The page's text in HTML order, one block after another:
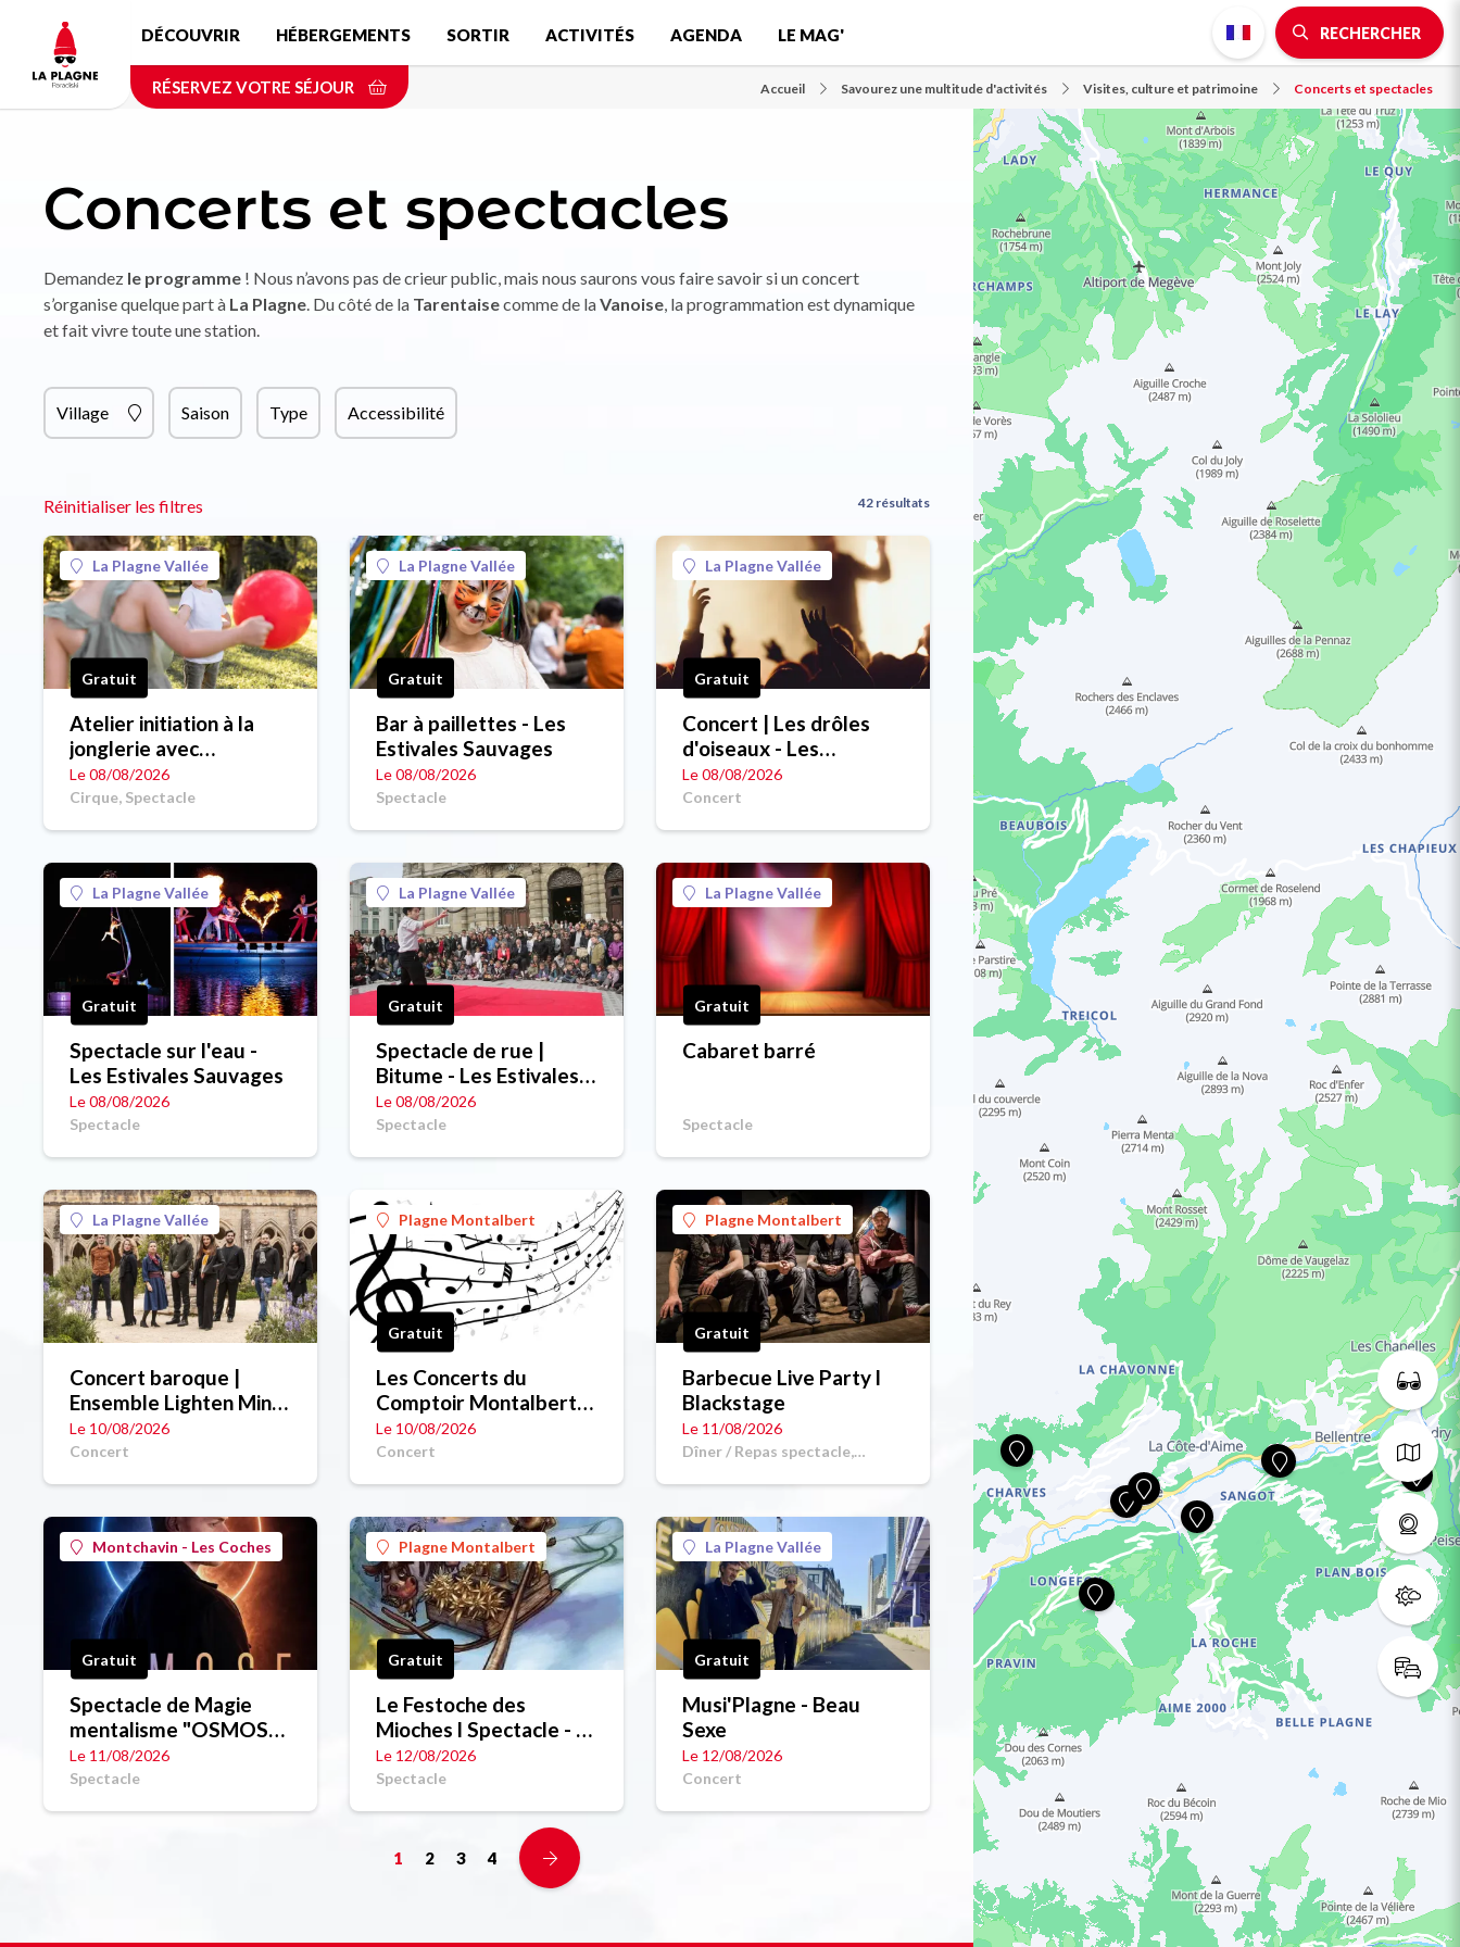
contenu
principal
DÉCOUVRIR HÉBERGEMENTS SORTIR ACTIVITÉS AGENDA LE MAG' RECHERCHER
RÉSERVEZ VOTRE SÉJOUR Accueil Savourez une multitude d'activités Visites, culture et patrimoine Concerts et spectacles
Concerts et spectacles
Demandez le programme ! Nous n’avons pas de crieur public, mais nous saurons vous faire savoir si un concert
s’organise quelque part à La Plagne. Du côté de la Tarentaisecomme de laVanoise, la programmation est dynamique
et fait vivre toute une station.
Village Saison Type Accessibilité
Réinitialiser les filtres 42 résultats
La Plagne Vallée
Gratuit
Atelier initiation à la
jonglerie avec
Marjolaine - Les
Estivales Sauvages
Le 08/08/2026
Cirque, Spectacle
La Plagne Vallée
Gratuit
Bar à paillettes - Les
Estivales Sauvages
Le 08/08/2026
Spectacle
La Plagne Vallée
Gratuit
Concert | Les drôles
d'oiseaux - Les
Estivales Sauvages
Le 08/08/2026
Concert
La Plagne Vallée
Gratuit
Spectacle sur l'eau -
Les Estivales Sauvages
Le 08/08/2026
Spectacle
La Plagne Vallée
Gratuit
Spectacle de rue |
Bitume - Les Estivales
Sauvages
Le 08/08/2026
Spectacle
La Plagne Vallée
Gratuit
Cabaret barré
Spectacle
La Plagne Vallée
Concert baroque |
Ensemble Lighten Mine
Eies
Le 10/08/2026
Concert
Plagne Montalbert
Gratuit
Les Concerts du
Comptoir Montalbert |
ManMax
Le 10/08/2026
Concert
Plagne Montalbert
Gratuit
Barbecue Live Party l
Blackstage
Le 11/08/2026
Dîner / Repas spectacle,
Montchavin - Les Coches
Gratuit
Spectacle de Magie
mentalisme "OSMOSE"
de Robin Bernard
Le 11/08/2026
Spectacle
Plagne Montalbert
Gratuit
Le Festoche des
Mioches l Spectacle - La
montagne à des oreilles
Le 12/08/2026
Spectacle
La Plagne Vallée
Gratuit
Musi'Plagne - Beau
Sexe
Le 12/08/2026
Concert
1 2 3 4